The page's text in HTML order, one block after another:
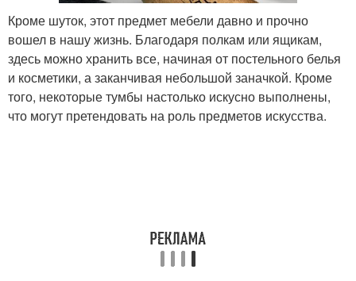
Кроме шуток, этот предмет мебели давно и прочно
вошел в нашу жизнь. Благодаря полкам или ящикам,
здесь можно хранить все, начиная от постельного белья
и косметики, а заканчивая небольшой заначкой. Кроме
того, некоторые тумбы настолько искусно выполнены,
что могут претендовать на роль предметов искусства.